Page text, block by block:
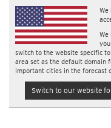
switch to the website specific
area set as the default domain
important cities in the forecast
Switch to our website